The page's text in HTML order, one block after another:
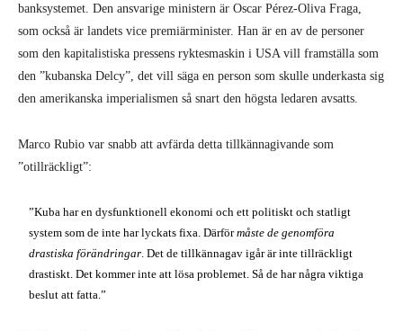
banksystemet. Den ansvarige ministern är Oscar Pérez-Oliva Fraga,
som också är landets vice premiärminister. Han är en av de personer
som den kapitalistiska pressens ryktesmaskin i USA vill framställa som
den ”kubanska Delcy”, det vill säga en person som skulle underkasta sig
den amerikanska imperialismen så snart den högsta ledaren avsatts.
Marco Rubio var snabb att avfärda detta tillkännagivande som
”otillräckligt”:
”Kuba har en dysfunktionell ekonomi och ett politiskt och statligt
system som de inte har lyckats fixa. Därförmåste de genomföra
drastiska förändringar . Det de tillkännagav igår är inte tillräckligt
drastiskt. Det kommer inte att lösa problemet. Så de har några viktiga
beslut att fatta.”